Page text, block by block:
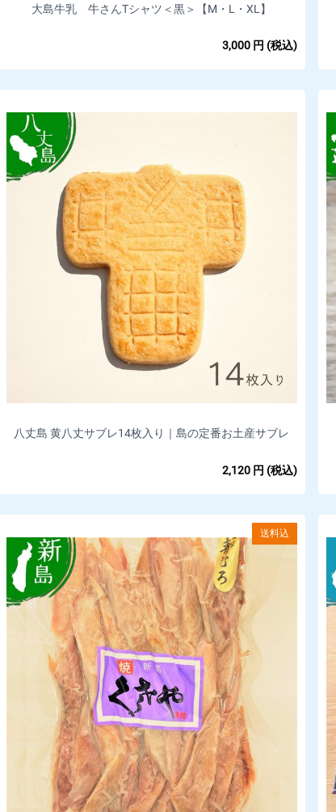
大島牛乳 牛さんTシャツ＜黒＞【M・L・XL】
3,000 円 (税込)
八丈島 黄八丈サブレ14枚入り｜島の定番お土産サブレ
2,120 円 (税込)
送料込